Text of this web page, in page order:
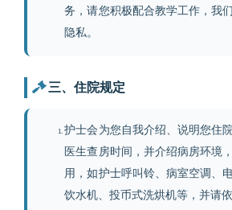
务，请您积极配合教学工作，我
隐私。
三、住院规定
护士会为您自我介绍、说明您住
医生查房时间，并介绍病房环境
用，如护士呼叫铃、病室空调、
饮水机、投币式洗烘机等，并请依